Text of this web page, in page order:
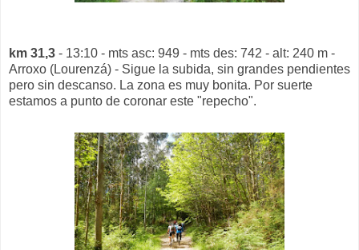
km 31,3 - 13:10 - mts asc: 949 - mts des: 742 - alt: 240 m -
Arroxo (Lourenzá) - Sigue la subida, sin grandes pendientes
pero sin descanso. La zona es muy bonita. Por suerte
estamos a punto de coronar este "repecho".